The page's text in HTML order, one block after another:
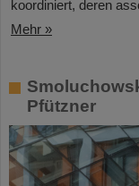
koordiniert, deren
Mehr »
Pfützner